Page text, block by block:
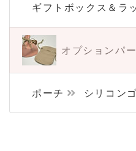
ギフトボックス＆ラ
オプションパ
ポーチ シリコン